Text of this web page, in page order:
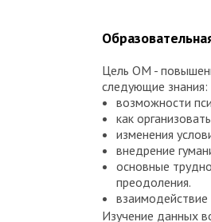
Цель ОМ -
следующие знания:
возможности
как
изменения
внедрение
основные
преодоления.
взаимодействие
Изучение данных